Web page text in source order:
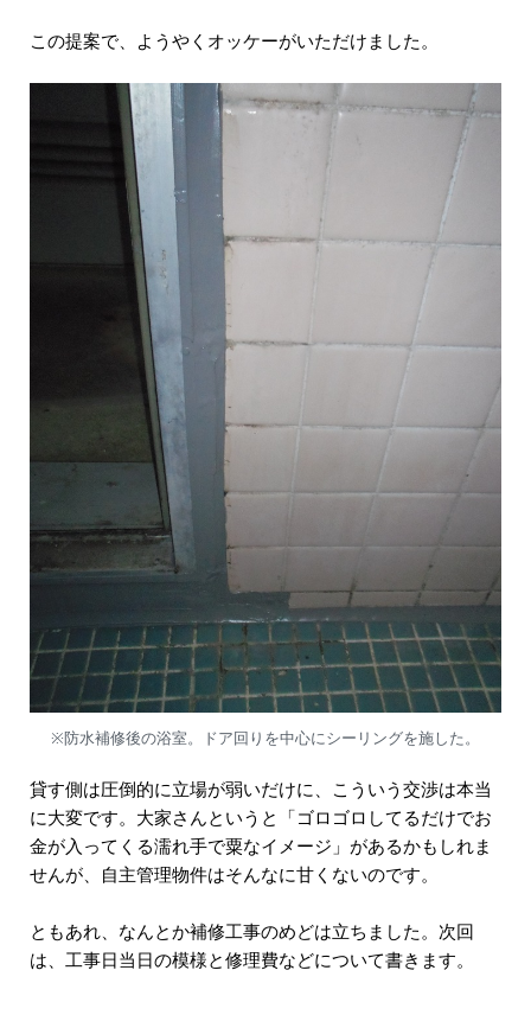
この提案で、ようやくオッケーがいただけました。
※防水補修後の浴室。ドア回りを中心にシーリングを施した。
貸す側は圧倒的に立場が弱いだけに、こういう交渉は本当
に大変です。大家さんというと「ゴロゴロしてるだけでお
金が入ってくる濡れ手で粟なイメージ」があるかもしれま
せんが、自主管理物件はそんなに甘くないのです。
ともあれ、なんとか補修工事のめどは立ちました。次回
は、工事日当日の模様と修理費などについて書きます。